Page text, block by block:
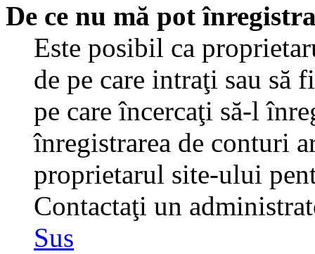
De ce nu mă pot
Este posibil ca
de pe care intraţi sau să
pe care încercaţi să-l
înregistrarea de conturi
proprietarul site-ului
Contactaţi un
Sus